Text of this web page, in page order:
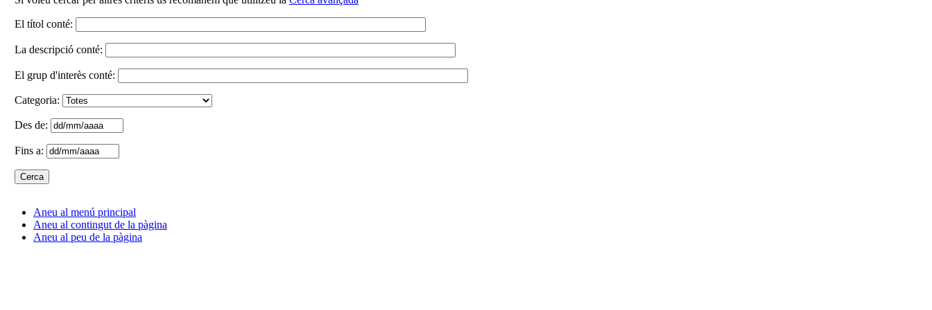
El títol conté:
La descripció conté:
El grup d'interès conté:
Categoria:
Des de:
Fins a:
Aneu al menú principal
Aneu al contingut de la pàgina
Aneu al peu de la pàgina